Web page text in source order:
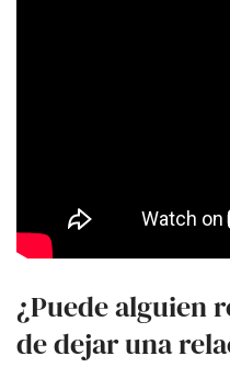
¿Puede alguien
de dejar una